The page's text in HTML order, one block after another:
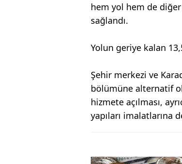
hem yol hem de
sağlandı.
Yolun geriye kalan
Şehir merkezi ve
bölümüne alternatif
hizmete açılması,
yapıları imalatlarına